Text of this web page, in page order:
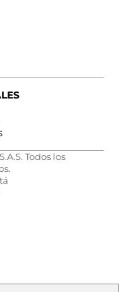
Todos los